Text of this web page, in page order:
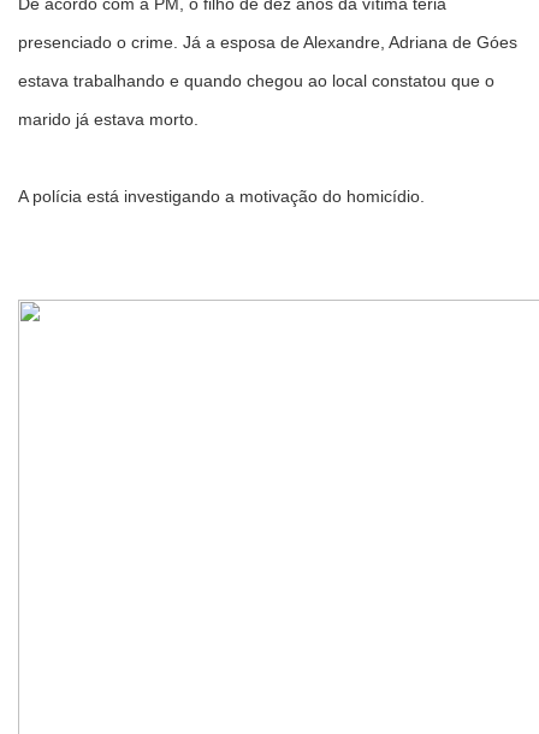
presenciado o crime. Já a esposa de Alexandre, Adriana de Góes
estava trabalhando e quando chegou ao local constatou que o
marido já estava morto.
A polícia está investigando a motivação do homicídio.